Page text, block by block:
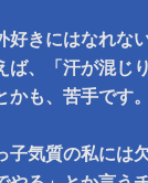
好きにはなれな
ば、「汗が混じ
かも、苦手です
子気質の私には